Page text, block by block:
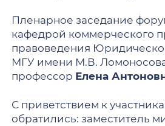
Пленарное заседание
кафедрой коммерческого
правоведения
МГУ имени М.В.
профессор Елена
С приветствием к
обратились: заместитель